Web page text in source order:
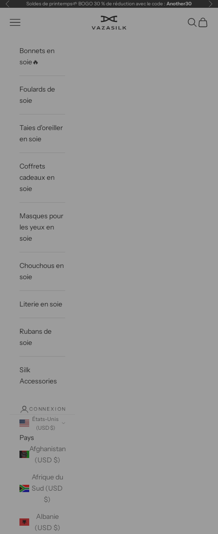
Passer au contenu
PrécédentSoldes de printemps🌱 BOGO 30 % de réduction avec le code : Another30
VAZASILK
Ouvrir la navigation Ouvrir la
Voir
Bonnets en
soie🔥
Foulards de
soie
Taies d'oreiller
en soie
Coffrets
cadeaux en
soie
Masques pour
les yeux en
soie
Chouchous en
soie
Literie en soie
Rubans de
soie
Silk
Accessories
CONNEXION
États-Unis
(USD $)
Pays
Afghanistan
(USD $)
Afrique du
Sud (USD
$)
Albanie
(USD $)